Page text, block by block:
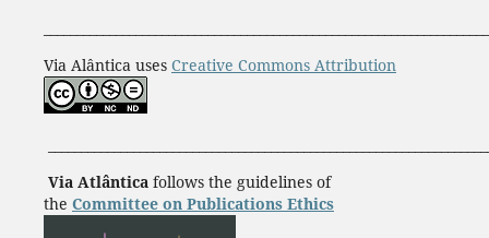
Via Alântica uses Creative Commons Attribution
Via Atlânticafollows the guidelines of
the Committee on Publications Ethics